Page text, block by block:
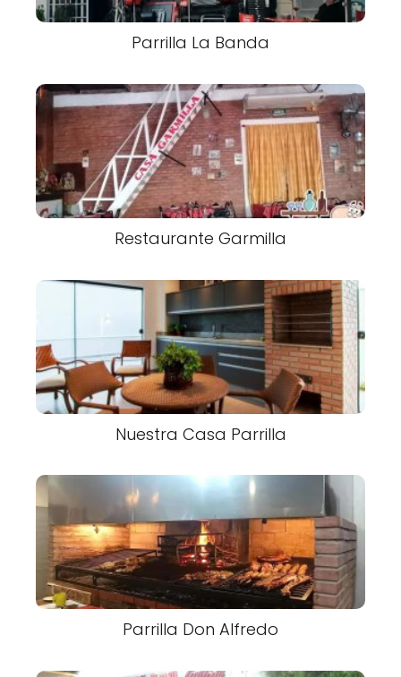
Parrilla La Banda
Restaurante Garmilla
Nuestra Casa Parrilla
Parrilla Don Alfredo